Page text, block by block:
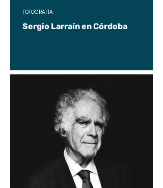
Sergio Larraín en Córdoba
FOTOGRAFÍA